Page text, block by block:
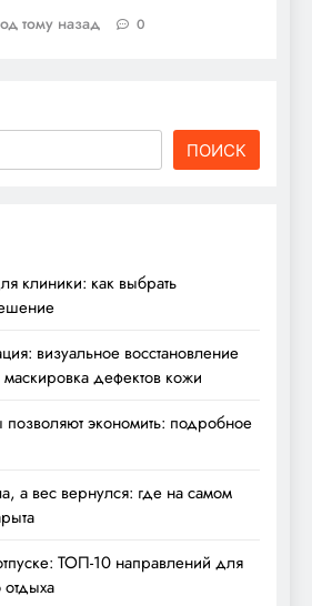
тому назад 0
ПОИСК
клиники: как выбрать
визуальное восстановление
маскировка дефектов кожи
экономить: подробное
а вес вернулся: где на самом
ТОП-10 направлений для